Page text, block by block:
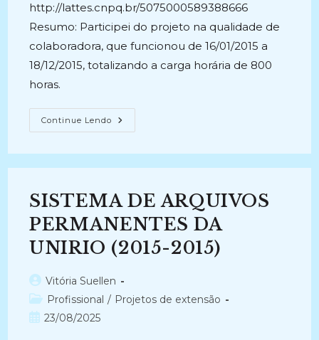
http://lattes.cnpq.br/5075000589388666
Resumo: Participei do projeto na qualidade de
colaboradora, que funcionou de 16/01/2015 a
18/12/2015, totalizando a carga horária de 800
horas.
Continue Lendo SISTEMA
DE
UNIRIO
SISTEMA DE ARQUIVOS
PERMANENTES DA
UNIRIO (2015-2015)
Autor
do
post:
Vitória Suellen
Categoria
do
Profissional / Projetos de extensão
Post23/08/2025